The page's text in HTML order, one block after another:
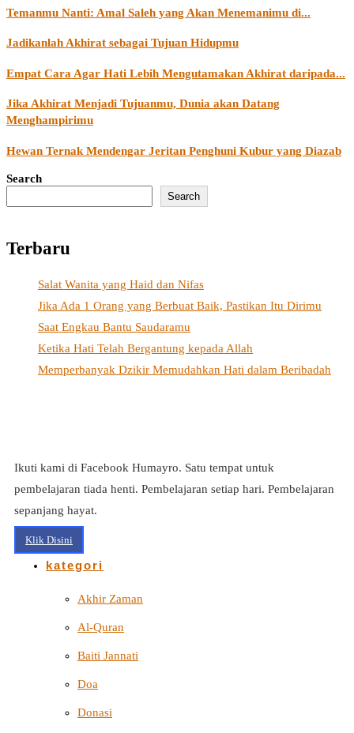
Temanmu Nanti: Amal Saleh yang Akan Menemanimu di...
Jadikanlah Akhirat sebagai Tujuan Hidupmu
Empat Cara Agar Hati Lebih Mengutamakan Akhirat daripada...
Jika Akhirat Menjadi Tujuanmu, Dunia akan Datang
Menghampirimu
Hewan Ternak Mendengar Jeritan Penghuni Kubur yang Diazab
Search
Search
Terbaru
Salat Wanita yang Haid dan Nifas
Jika Ada 1 Orang yang Berbuat Baik, Pastikan Itu Dirimu
Saat Engkau Bantu Saudaramu
Ketika Hati Telah Bergantung kepada Allah
Memperbanyak Dzikir Memudahkan Hati dalam Beribadah
Ikuti kami di Facebook Humayro. Satu tempat untuk
pembelajaran tiada henti. Pembelajaran setiap hari. Pembelajaran
sepanjang hayat.
Klik Disini
kategori
Akhir Zaman
Al-Quran
Baiti Jannati
Doa
Donasi